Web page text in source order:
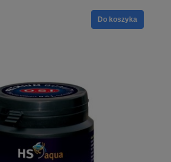
Do koszyka